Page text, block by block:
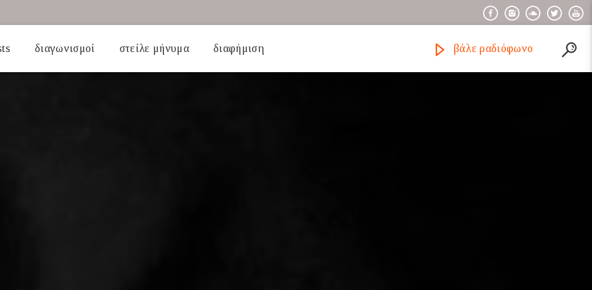
διαγωνισμοί στείλε μήνυμα διαφήμιση βάλε ραδιόφωνο